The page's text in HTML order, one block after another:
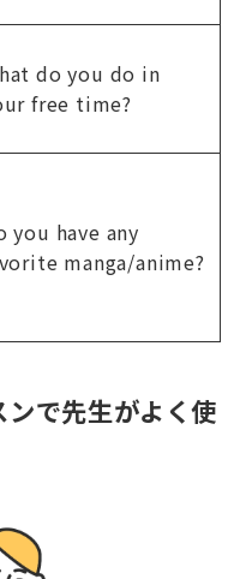
do you do in
free time?
you have any
manga/anime?
で先生がよく使